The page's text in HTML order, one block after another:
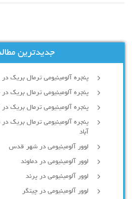
جدیدترین
پنجره آلومینیومی ترمال بریک
پنجره آلومینیومی ترمال بریک
پنجره آلومینیومی ترمال بریک
پنجره آلومینیومی ترمال
آباد
لوور آلومینیومی در شهر قدس
لوور آلومینیومی در دماوند
لوور آلومینیومی در پرند
لوور آلومینیومی در چیتگر